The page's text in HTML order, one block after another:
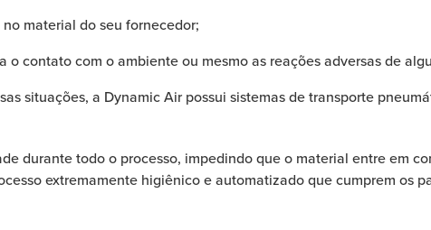
material do seu fornecedor;
o contato com o ambiente ou mesmo as reações adversas de
situações, a Dynamic Air possui sistemas de transporte
durante todo o processo, impedindo que o material entre em
extremamente higiênico e automatizado que cumprem os